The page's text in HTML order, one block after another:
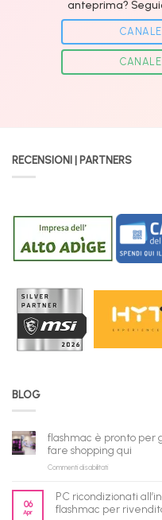
anteprima?
RECENSIONI | PARTNERS
BLOG
flashmac è pronto per
fare shopping qui
Commenti disabilitatisu
pronto
per
06
Apr
PC ricondizionati
flashmac per